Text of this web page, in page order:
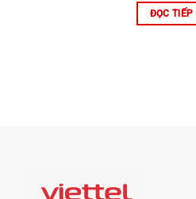
ĐỌC TIẾP